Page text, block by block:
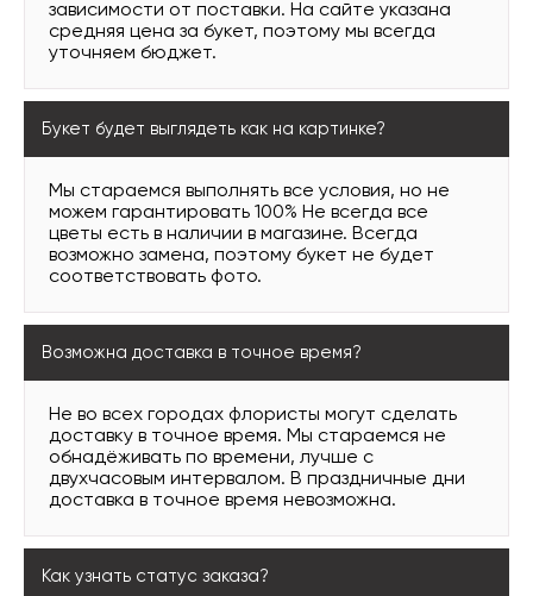
зависимости от поставки. На сайте указана
средняя цена за букет, поэтому мы всегда
уточняем бюджет.
Букет будет выглядеть как на картинке?
Мы стараемся выполнять все условия, но не
можем гарантировать 100% Не всегда все
цветы есть в наличии в магазине. Всегда
возможно замена, поэтому букет не будет
соответствовать фото.
Возможна доставка в точное время?
Не во всех городах флористы могут сделать
доставку в точное время. Мы стараемся не
обнадёживать по времени, лучше с
двухчасовым интервалом. В праздничные дни
доставка в точное время невозможна.
Как узнать статус заказа?